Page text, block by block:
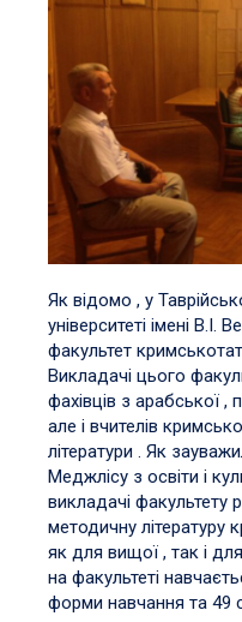
Як відомо , у
університеті імені В.І.
факультет
Викладачі цього
фахівців з арабської ,
але і вчителів
літератури . Як
Меджлісу з освіти і
викладачі факультету
методичну
як для вищої , так і
на факультеті
форми навчання та 49